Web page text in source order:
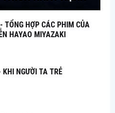
TỔNG HỢP CÁC PHIM CỦA
HAYAO MIYAZAKI
NGƯỜI TA TRẺ